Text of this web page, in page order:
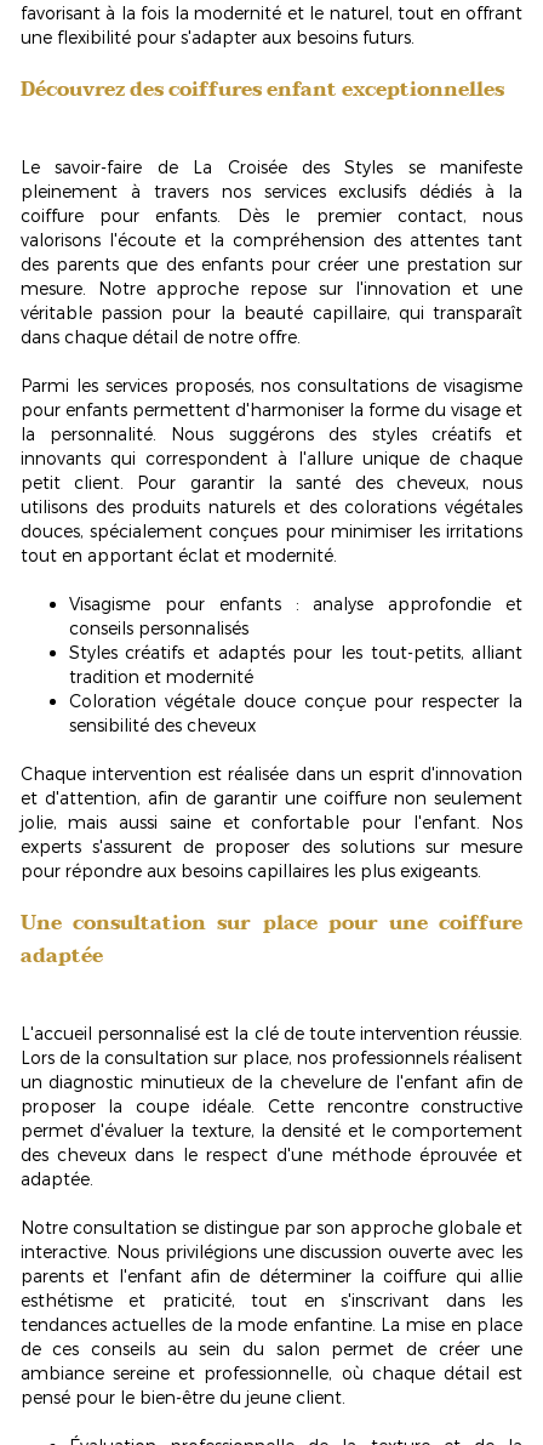
favorisant à la fois la modernité et le naturel, tout en offrant
une flexibilité pour s'adapter aux besoins futurs.
Découvrez des coiffures enfant exceptionnelles
Le savoir-faire de La Croisée des Styles se manifeste
pleinement à travers nos services exclusifs dédiés à la
coiffure pour enfants. Dès le premier contact, nous
valorisons l'écoute et la compréhension des attentes tant
des parents que des enfants pour créer une prestation sur
mesure. Notre approche repose sur l'innovation et une
véritable passion pour la beauté capillaire, qui transparaît
dans chaque détail de notre offre.
Parmi les services proposés, nos consultations de visagisme
pour enfants permettent d'harmoniser la forme du visage et
la personnalité. Nous suggérons des styles créatifs et
innovants qui correspondent à l'allure unique de chaque
petit client. Pour garantir la santé des cheveux, nous
utilisons des produits naturels et des colorations végétales
douces, spécialement conçues pour minimiser les irritations
tout en apportant éclat et modernité.
Visagisme pour enfants : analyse approfondie et
conseils personnalisés
Styles créatifs et adaptés pour les tout-petits, alliant
tradition et modernité
Coloration végétale douce conçue pour respecter la
sensibilité des cheveux
Chaque intervention est réalisée dans un esprit d'innovation
et d'attention, afin de garantir une coiffure non seulement
jolie, mais aussi saine et confortable pour l'enfant. Nos
experts s'assurent de proposer des solutions sur mesure
pour répondre aux besoins capillaires les plus exigeants.
Une consultation sur place pour une coiffure
adaptée
L'accueil personnalisé est la clé de toute intervention réussie.
Lors de la consultation sur place, nos professionnels réalisent
un diagnostic minutieuxde la chevelure de l'enfant afin de
proposer la coupe idéale. Cette rencontre constructive
permet d'évaluer la texture, la densité et le comportement
des cheveux dans le respect d'une méthode éprouvée et
adaptée.
Notre consultation se distingue par son approche globale et
interactive. Nous privilégions une discussion ouverte avec les
parents et l'enfant afin de déterminer la coiffure qui allie
esthétisme et praticité, tout en s'inscrivant dans les
tendances actuelles de la mode enfantine. La mise en place
de ces conseils au sein du salon permet de créer une
ambiance sereine et professionnelle, où chaque détail est
pensé pour le bien-être du jeune client.